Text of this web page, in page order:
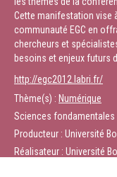
Cette manifestation vise
communauté EGC en
chercheurs et
besoins et enjeux futurs
http://egc2012.labri.fr/
Thème(s) : Numérique
Sciences fondamentales
Producteur : Université
Réalisateur : Université